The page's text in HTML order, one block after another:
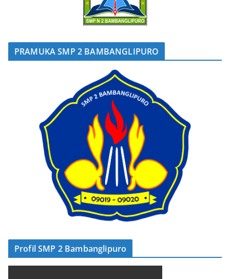
PRAMUKA SMP 2 BAMBANGLIPURO
Profil SMP 2 Bambanglipuro